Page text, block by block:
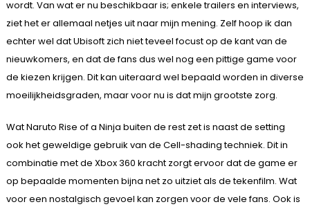
wordt. Van wat er nu beschikbaar is; enkele trailers en interviews,
ziet het er allemaal netjes uit naar mijn mening. Zelf hoop ik dan
echter wel dat Ubisoft zich niet teveel focust op de kant van de
nieuwkomers, en dat de fans dus wel nog een pittige game voor
de kiezen krijgen. Dit kan uiteraard wel bepaald worden in diverse
moeilijkheidsgraden, maar voor nu is dat mijn grootste zorg.
Wat Naruto Rise of a Ninja buiten de rest zet is naast de setting
ook het geweldige gebruik van de Cell-shading techniek. Dit in
combinatie met de Xbox 360 kracht zorgt ervoor dat de game er
op bepaalde momenten bijna net zo uitziet als de tekenfilm. Wat
voor een nostalgisch gevoel kan zorgen voor de vele fans. Ook is